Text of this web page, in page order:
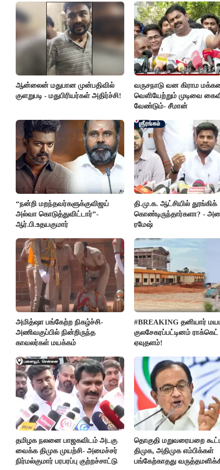
ஆன்லைன் மதுபான முன்பதிவில்
குளறுபடி - மதுபிரியர்கள் அதிர்ச்சி!
வருசநாடு வன கிராம
வெளியேற்றும் முடிவை
வேண்டும்- சீமான்
“நன்றி மறந்தவர்களுக்குவிஜய்
அல்வா கொடுத்துவிட்டார்”-
ஆர்.பி.உதயகுமார்
தி.மு.க. ஆட்சியில் தூங்கிக்
கொண்டிருந்தார்களா? -
ரமேஷ்
அமித்ஷா பங்கேற்ற நிகழ்ச்சி-
அணிவகுப்பில் நின்றிருந்த
காவலர்கள் மயக்கம்
#BREAKING தனியார்
குலசேகரப்பட்டினம் ராக்கெட்
ஏவுதளம்!
தமிழக நலனை பாஜகவிடம் அடகு
வைக்க திமுக முயற்சி- அமைச்சர்
நிர்மல்குமார் பரபரப்பு குற்றச்சாட்டு
தொகுதி மறுவரையறை
திமுக, அதிமுக எம்பிக்கள்
பங்கேற்காதது